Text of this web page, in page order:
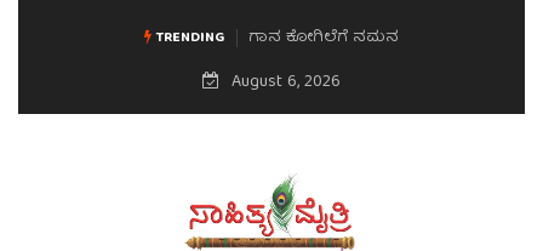
TRENDING
ಗಾನ ಕೋಗಿಲೆಗೆ ನಮನ ಮನಸಿನ ಸವಿಭಾವ
August 6, 2026